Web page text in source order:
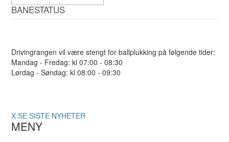
BANESTATUS
Drivingrangen vil være stengt for ballplukking på følgende tider:
Mandag - Fredag: kl 07:00 - 08:30
Lørdag - Søndag: kl 08:00 - 09:30
X SE SISTE NYHETER
MENY